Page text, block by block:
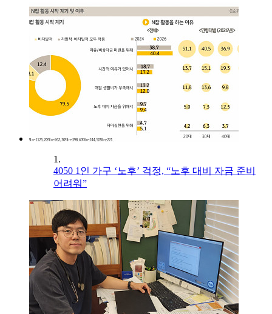
1.
4050 1인 가구 ‘노후’ 걱정, “노후 대비 자금 준비
어려워”